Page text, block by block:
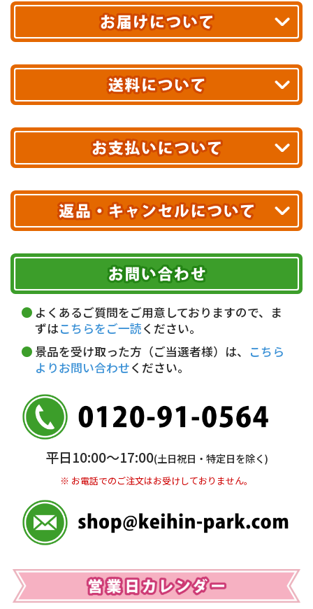
最短翌日お届け!
あす着エリアが対象です。
エリアやお届け日の確認はこちら▶
※ 配送業者による配送遅延が生じる可能性がございます。
※ 沖縄・離島はお届けできません。
送料無料!
10,000円未満 全国一律1,100円(税込)
配送業者
ヤマト運輸
お届け可能時間帯
午前中 14～16時
16～18時
18～20時
19～21時 指定なし
クレジットカード
代金引換(現金のみ)
5,000円未満…330円(税込)
銀行振込(前払い)
普通 7263489
＜口座名＞ カ）ディースタイル
※ 振込み手数料お客様ご負担。
期限を含むルール（条件）や、お客様にご負担い
ただく費用がございます。
詳しくはこちら▶
よくあるご質問をご用意しておりますので、ま
ずはこちらをご一読ください。
景品を受け取った方（ご当選者様）は、 こちら
よりお問い合わせください。
平日10:00〜17:00(土日祝日・特定日を除く)
※ お電話でのご注文はお受けしておりません。